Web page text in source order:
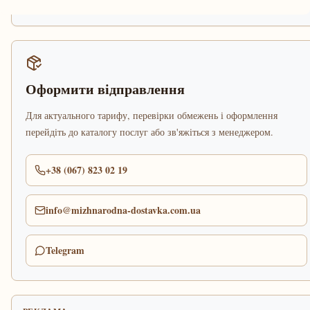
Оформити відправлення
Для актуального тарифу, перевірки обмежень і оформлення
перейдіть до каталогу послуг або зв'яжіться з менеджером.
+38 (067) 823 02 19
info@mizhnarodna-dostavka.com.ua
Telegram